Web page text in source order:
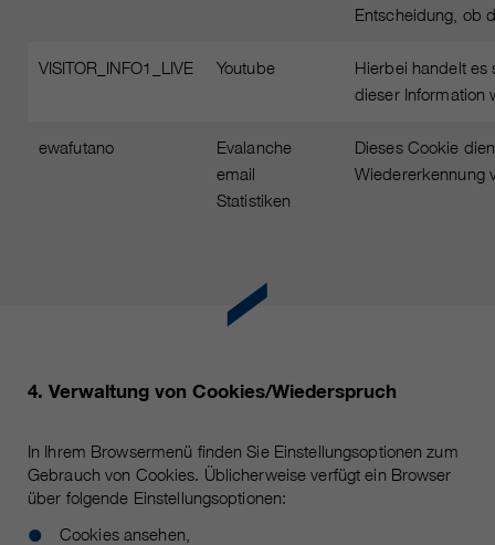
Entscheidung, ob
VISITOR_INFO1_LIVE Youtube
Hierbei handelt es
dieser Information
ewafutano
Evalanche
email
Statistiken
Dieses Cookie
Wiedererkennung
4. Verwaltung von Cookies/Wiederspruch
In Ihrem Browsermenü finden Sie Einstellungsoptionen zum
Gebrauch von Cookies. Üblicherweise verfügt ein Browser
über folgende Einstellungsoptionen:
Cookies ansehen,